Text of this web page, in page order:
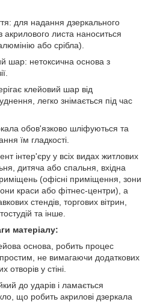
для надання дзеркального
акрилового листа наноситься
або срібла).
шар: нетоксична основа з
клейовий шар від
легко знімається під час
обов'язково шліфуються та
їм гладкості.
інтер'єру у всіх видах житлових
дитяча або спальня, вхідна
(офісні приміщення, зони
краси або фітнес-центри), а
стендів, торгових вітрин,
та інше.
матеріалу:
основа, робить процес
не вимагаючи додаткових
отворів у стіні.
до ударів і ламається
що робить акрилові дзеркала